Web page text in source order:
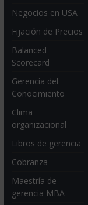
Negocios en USA
Fijación de Precios
Balanced
Scorecard
Gerencia del
Conocimiento
Clima
organizacional
Libros de gerencia
Cobranza
Maestría de
gerencia MBA